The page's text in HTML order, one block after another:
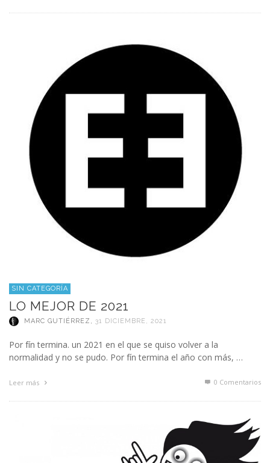
SIN CATEGORÍA
LO MEJOR DE 2021
MARC GUTIÉRREZ , 31 DICIEMBRE, 2021
Por fín termina. un 2021 en el que se quiso volver a la
normalidad y no se pudo. Por fín termina el año con más, …
Leer más 0 Comentarios